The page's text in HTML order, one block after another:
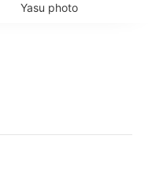
Yasu photo